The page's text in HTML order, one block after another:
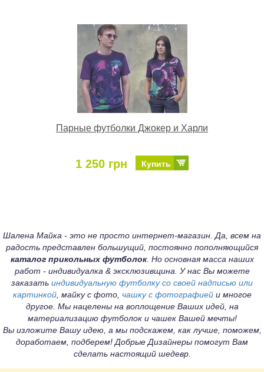
Парные футболки Джокер и Харли
1 250 грн Купить
Шалена Майка - это не просто интернет-магазин. Да, всем на
радость представлен большущий, постоянно пополняющийся
каталог прикольных футболок. Но основная масса наших
работ - индивидуалка & эксклюзивщина. У нас Вы можете
заказать индивидуальную футболку со своей надписью или
картинкой, майку с фото, чашку с фотографиейи многое
другое. Мы нацелены на воплощение Ваших идей, на
материализацию футболок и чашек Вашей мечты!
Вы изложите Вашу идею, а мы подскажем, как лучше, поможем,
доработаем, подберем! Добрые Дизайнеры помогут Вам
сделать настоящий шедевр.